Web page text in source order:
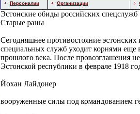
Персоналии Организации
Эстонские обиды российских спецслужб
Старые раны
Сегодняшнее противостояние эстонских
специальных служб уходит корнями еще
прошлого века. После провозглашения
Эстонской республики в феврале 1918
Йохан Лайдонер
вооруженные силы под командованием